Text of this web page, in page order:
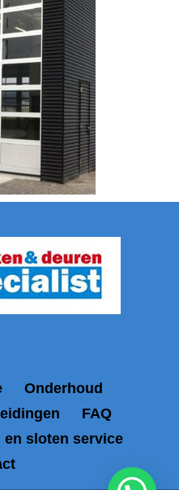
Onderhoud
FAQ
en sloten service